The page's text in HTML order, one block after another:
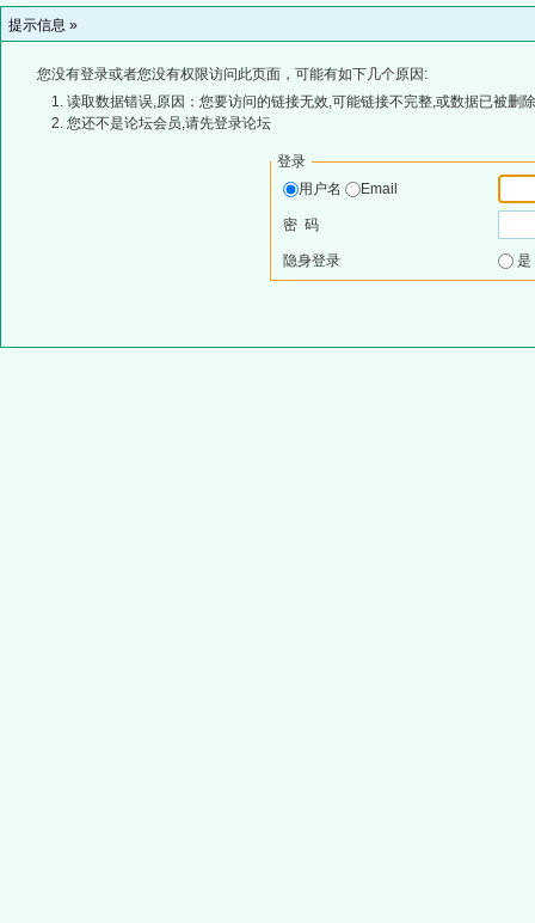
提示信息 »
您没有登录或者您没有权限访问此页面，可能有如下几个原因:
读取数据错误,原因：您要访问的链接无效,可能链接不完整,或数据已被删
您还不是论坛会员,请先登录论坛
登录
用户名
Email
密 码
隐身登录